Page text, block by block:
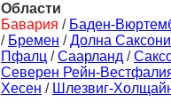
Области
Бавария / Баден-
/ Бремен /Долна
Пфалц /Саарланд /
Северен Рейн-
Хесен / Шлезвиг-